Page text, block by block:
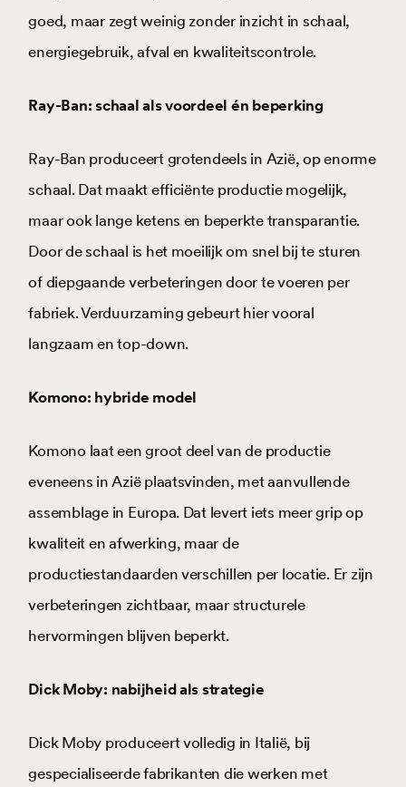
goed, maar zegt weinig zonder inzicht in schaal,
energiegebruik, afval en kwaliteitscontrole.
Ray-Ban: schaal als voordeel én beperking
Ray-Ban produceert grotendeels in Azië, op enorme
schaal. Dat maakt efficiënte productie mogelijk,
maar ook lange ketens en beperkte transparantie.
Door de schaal is het moeilijk om snel bij te sturen
of diepgaande verbeteringen door te voeren per
fabriek. Verduurzaming gebeurt hier vooral
langzaam en top-down.
Komono: hybride model
Komono laat een groot deel van de productie
eveneens in Azië plaatsvinden, met aanvullende
assemblage in Europa. Dat levert iets meer grip op
kwaliteit en afwerking, maar de
productiestandaarden verschillen per locatie. Er zijn
verbeteringen zichtbaar, maar structurele
hervormingen blijven beperkt.
Dick Moby: nabijheid als strategie
Dick Moby produceert volledig in Italië, bij
gespecialiseerde fabrikanten die werken met